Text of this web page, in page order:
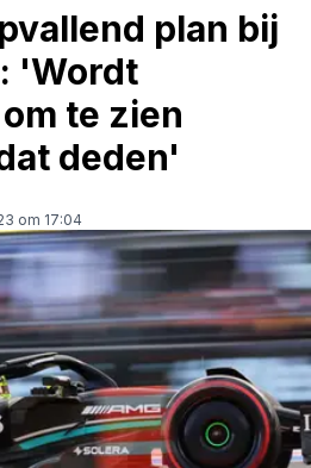
plan bij
'Wordt
te zien
deden'
om 17:04